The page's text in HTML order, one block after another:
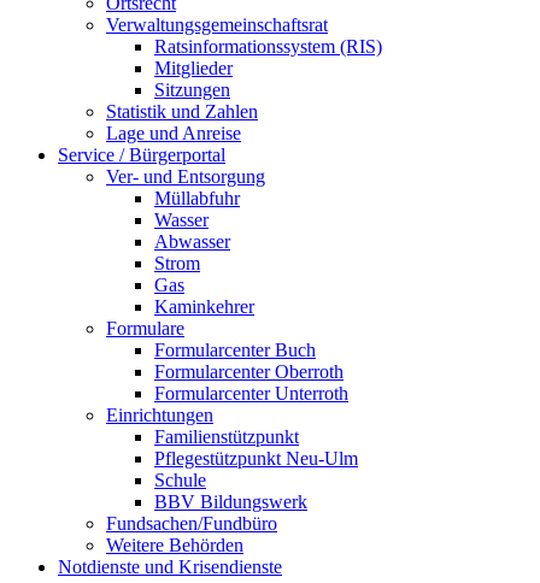
Verwaltungsgemeinschaftsrat
Ratsinformationssystem (RIS)
Mitglieder
Sitzungen
Statistik und Zahlen
Lage und Anreise
Service / Bürgerportal
Ver- und Entsorgung
Müllabfuhr
Wasser
Abwasser
Strom
Gas
Kaminkehrer
Formulare
Formularcenter Buch
Formularcenter Oberroth
Formularcenter Unterroth
Einrichtungen
Familienstützpunkt
Pflegestützpunkt Neu-Ulm
Schule
BBV Bildungswerk
Fundsachen/Fundbüro
Weitere Behörden
Notdienste und Krisendienste